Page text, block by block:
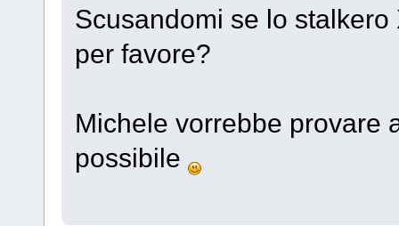
Scusandomi se lo
per favore?
Michele vorrebbe provare
possibile